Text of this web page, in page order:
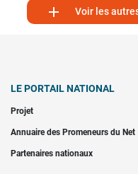
 Voir les
LE PORTAIL NATIONAL
Projet
Annuaire des Promeneurs du Net
Partenaires nationaux